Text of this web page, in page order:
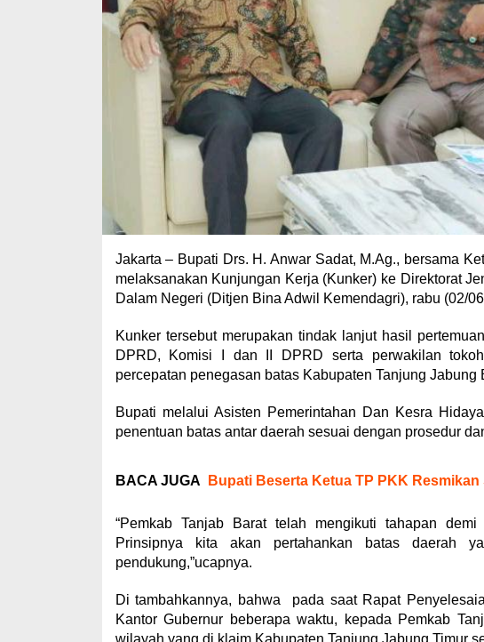
Jakarta – Bupati Drs. H. Anwar Sadat, M.Ag., bersama
melaksanakan Kunjungan Kerja (Kunker) ke Direktorat
Dalam Negeri (Ditjen Bina Adwil Kemendagri), rabu (02/
Kunker tersebut merupakan tindak lanjut hasil
DPRD, Komisi I dan II DPRD serta perwakilan
percepatan penegasan batas Kabupaten Tanjung
Bupati melalui Asisten Pemerintahan Dan Kesra
penentuan batas antar daerah sesuai dengan prosedur
BACA JUGA Bupati Beserta Ketua TP PKK
“Pemkab Tanjab Barat telah mengikuti tahapan
Prinsipnya kita akan pertahankan batas daerah
pendukung,”ucapnya.
Di tambahkannya, bahwa pada saat Rapat
Kantor Gubernur beberapa waktu, kepada Pemkab
wilayah yang di klaim Kabupaten Tanjung Jabung Timur